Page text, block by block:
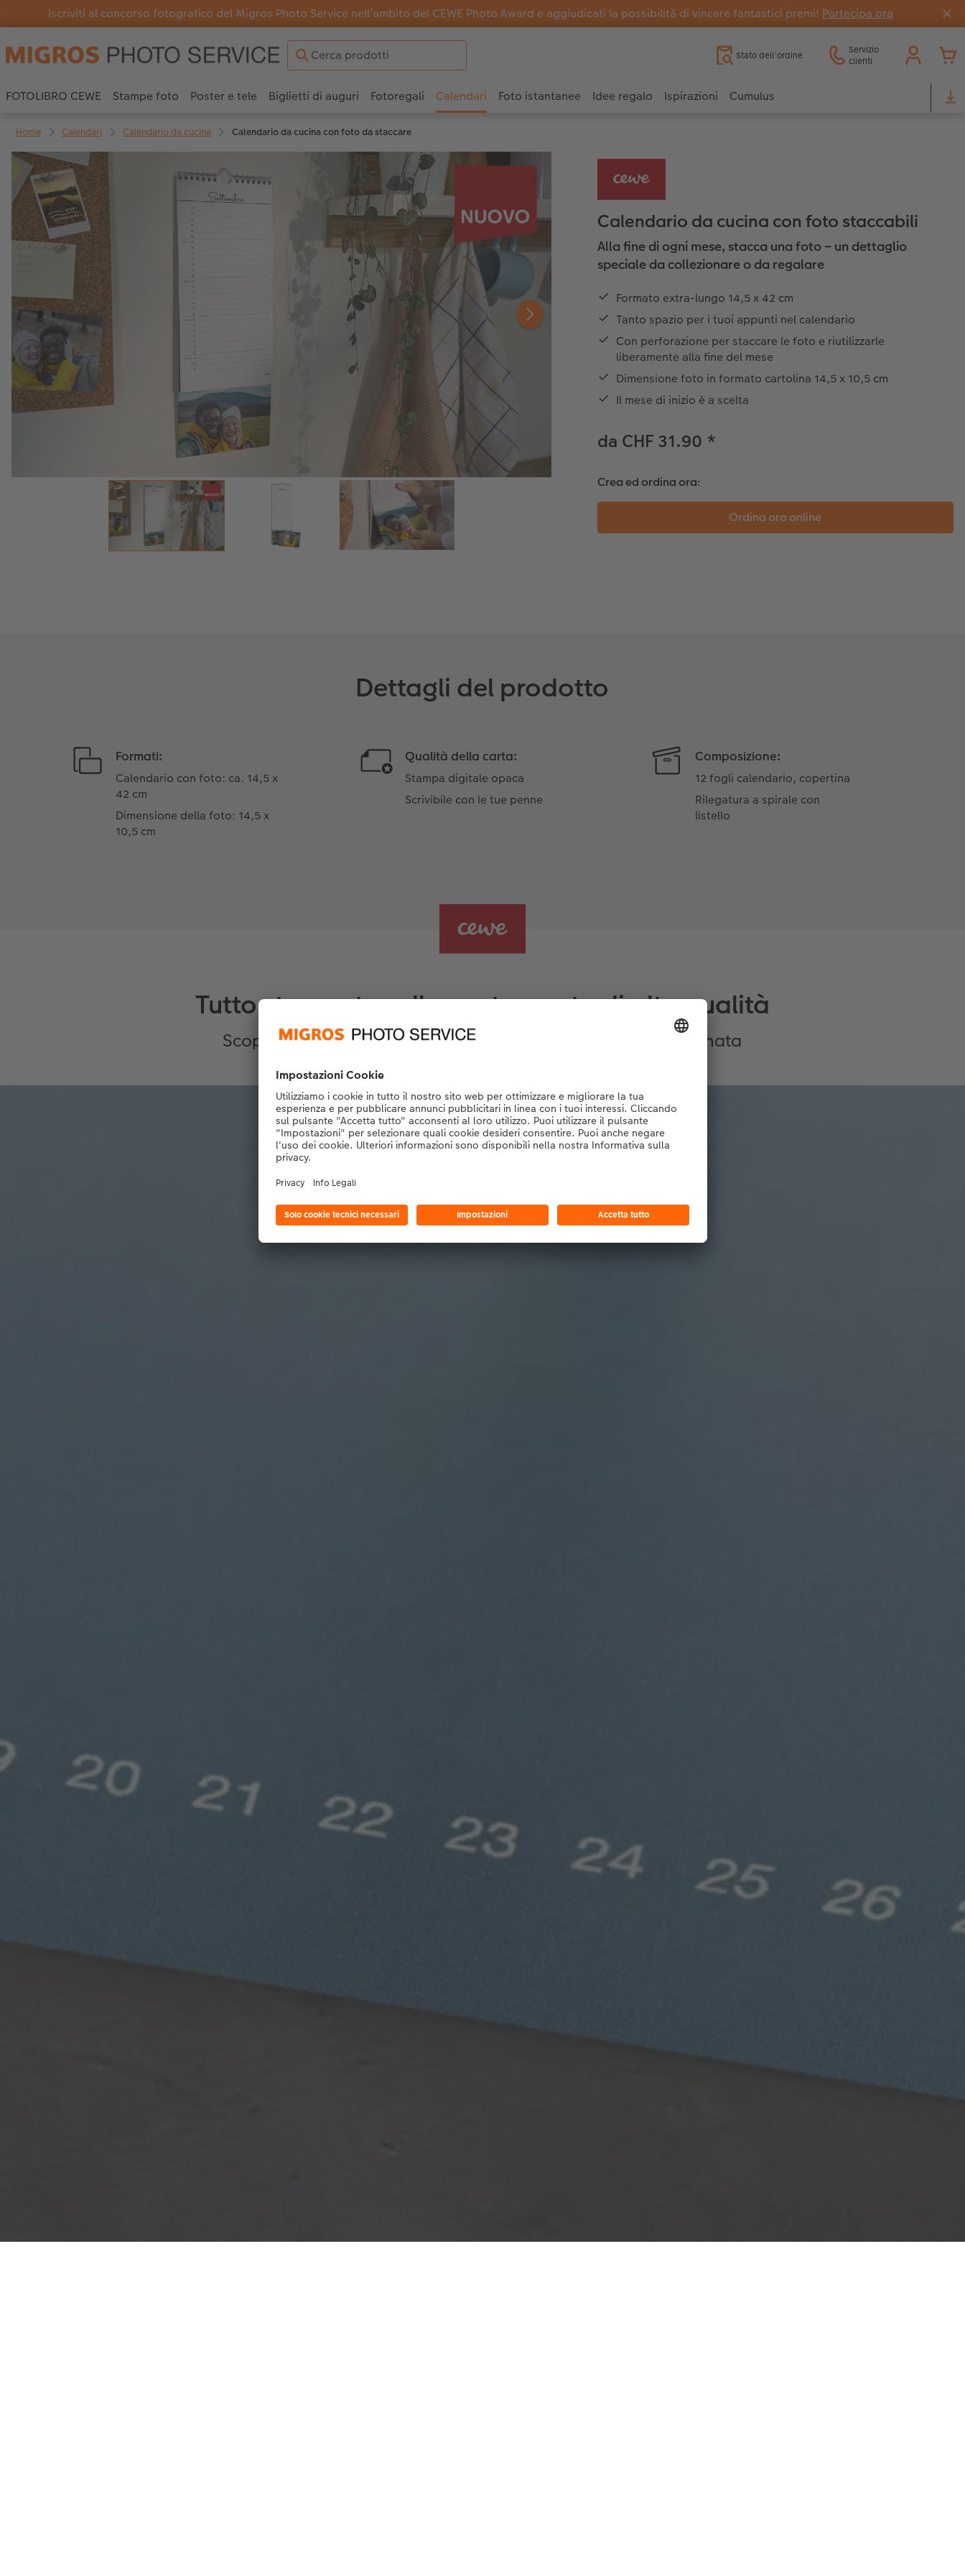
Iscriviti al concorso fotografico del Migros Photo Service nell’ambito del CEWE Photo Award e aggiudicati la possibilità di vincere fantastici premi! Partecipa ora
Stato dell’ordine
Servizio
clienti
FOTOLIBRO CEWE Stampe foto Poster e tele Biglietti di auguri Fotoregali Calendari Foto istantanee Idee regalo Ispirazioni Cumulus
Home Calendari Calendario da cucina Calendario da cucina con foto da staccare
Calendario da cucina con foto staccabili
Alla fine di ogni mese, stacca una foto – un dettaglio
speciale da collezionare o da regalare
Formato extra-lungo 14,5 x 42 cm
Tanto spazio per i tuoi appunti nel calendario
Con perforazione per staccare le foto e riutilizzarle
liberamente alla fine del mese
Dimensione foto in formato cartolina 14,5 x 10,5 cm
Il mese di inizio è a scelta
da CHF 31.90 *
Crea ed ordina ora:
Dettagli del prodotto
Formati:
Calendario con foto: ca. 14,5 x
42 cm
Dimensione della foto: 14,5 x
10,5 cm
Qualità della carta:
Stampa digitale opaca
Scrivibile con le tue penne
Composizione:
12 fogli calendario, copertina
Rilegatura a spirale con
listello
Tutto stampato sulla nostra carta di alta qualità
Scopri di più sulla stampa digitale di alta qualità su carta satinata